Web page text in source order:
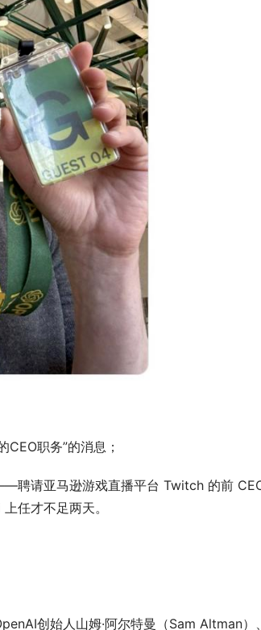
职务”的消息；
聘请亚马逊游戏直播平台 Twitch 的前
任才不足两天。
创始人山姆·阿尔特曼（Sam Altman）